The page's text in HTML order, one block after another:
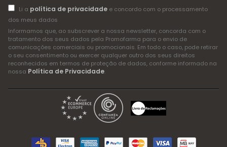
Li a política de privacidadee concordo com o processamento
dos meus dados
Informamos que, ao subscrever a nossa newsletter, concorda com o
tratamento dos seus dados pela Promofarma para o envio de
comunicações comerciais ou promocionais. Em todo o caso, pode retirar
o seu consentimento ou exercer qualquer outro dos seus direitos
reconhecidos em termos de proteção de dados, conforme informado na
nossa Política de Privacidade.